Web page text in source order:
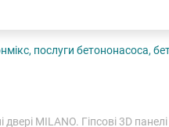
двері MILANO. Гіпсові 3D